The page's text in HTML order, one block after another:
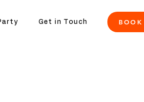
Get in Touch